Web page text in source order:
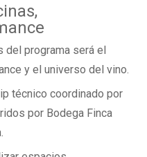
del programa será el
y el universo del vino.
técnico coordinado por
por Bodega Finca